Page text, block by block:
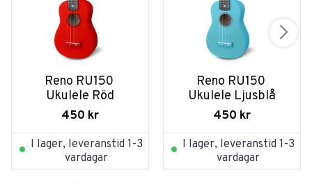
Reno RU150
Ukulele Röd
450 kr
I lager, leveranstid 1-3
vardagar
Reno RU150
Ukulele Ljusblå
450 kr
I lager, leveranstid 1-3
vardagar